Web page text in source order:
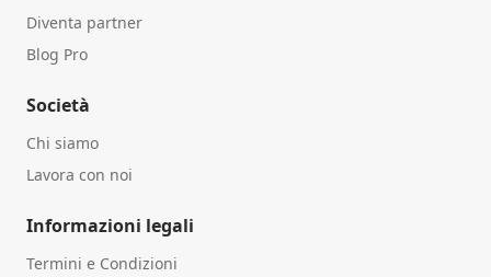
Diventa partner
Blog Pro
Società
Chi siamo
Lavora con noi
Informazioni legali
Termini e Condizioni